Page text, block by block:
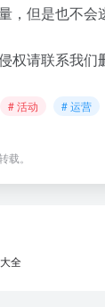
，但是也不会
权请联系我们
# 活动 # 运营
。
全